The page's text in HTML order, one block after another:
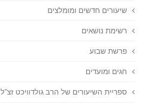
שיעורים חדשים ומומלצים
רשימת נושאים
פרשת שבוע
חגים ומועדים
ספריית השיעורים של הרב גולדוויכט זצ"ל